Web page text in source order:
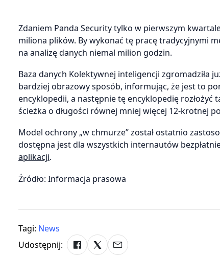
Zdaniem Panda Security tylko w pierwszym
miliona plików. By wykonać tę pracę tradycyjnymi
na analizę danych niemal milion godzin.
Baza danych Kolektywnej inteligencji zgromadziła
bardziej obrazowy sposób, informując, że jest to
encyklopedii, a następnie tę encyklopedię rozłożyć
ścieżka o długości równej mniej więcej 12-krotnej
Model ochrony „w chmurze” został ostatnio
dostępna jest dla wszystkich internautów
aplikacji.
Źródło: Informacja prasowa
Tagi: News
Udostępnij: